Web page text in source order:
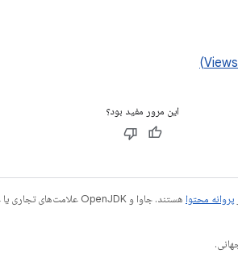
این مرور مفید بود؟
پروانه محتوا